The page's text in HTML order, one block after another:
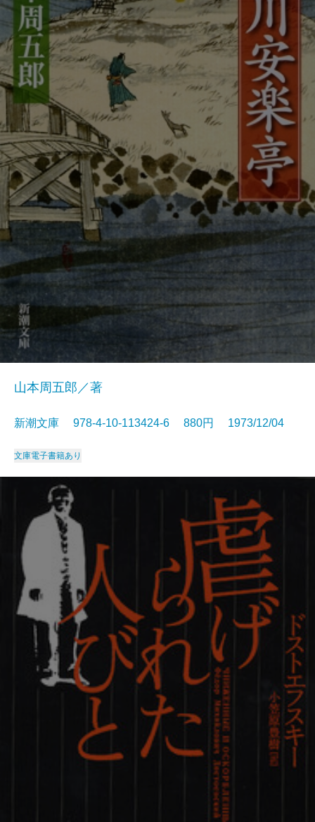
山本周五郎／著
新潮文庫 978-4-10-113424-6 880円 1973/12/04
文庫電子書籍あり